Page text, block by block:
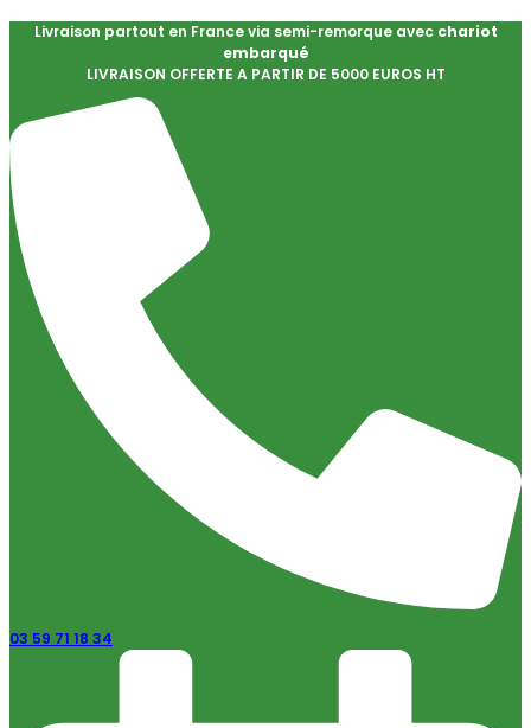
Livraison partout en France via semi-remorque avec chariot
embarqué
LIVRAISON OFFERTE A PARTIR DE 5000 EUROS HT
03 59 71 18 34